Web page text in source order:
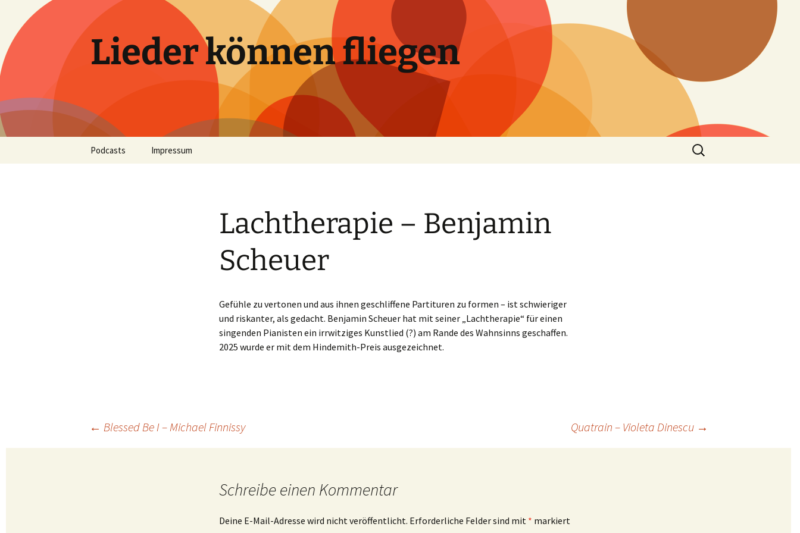
Inhalt
springen
Lieder können fliegen
Podcasts Impressum
Suchen
nach:
Lachtherapie – Benjamin
Scheuer
Gefühle zu vertonen und aus ihnen geschliffene Partituren zu formen – ist schwieriger
und riskanter, als gedacht. Benjamin Scheuer hat mit seiner „Lachtherapie“ für einen
singenden Pianisten ein irrwitziges Kunstlied (?) am Rande des Wahnsinns geschaffen.
2025 wurde er mit dem Hindemith-Preis ausgezeichnet.
Beitragsnavigation
← Blessed Be I – Michael Finnissy Quatrain – Violeta Dinescu →
Schreibe einen Kommentar
Deine E-Mail-Adresse wird nicht veröffentlicht. Erforderliche Felder sind mit * markiert